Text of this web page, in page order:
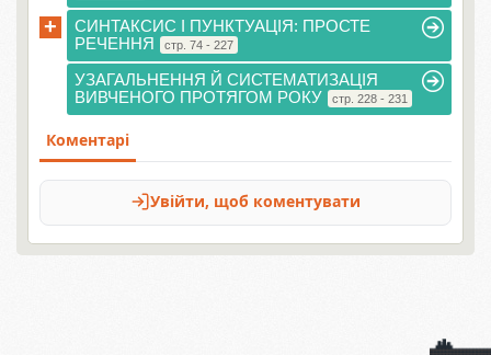
+
СИНТАКСИС І ПУНКТУАЦІЯ: ПРОСТЕ
РЕЧЕННЯ
стр. 74 - 227
УЗАГАЛЬНЕННЯ Й СИСТЕМАТИЗАЦІЯ
ВИВЧЕНОГО ПРОТЯГОМ РОКУ
стр. 228 - 231